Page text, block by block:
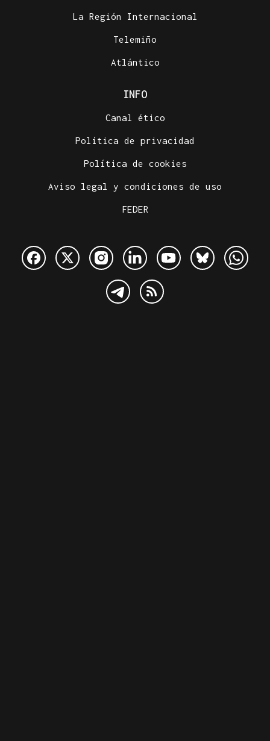
La Región Internacional
Telemiño
Atlántico
INFO
Canal ético
Política de privacidad
Política de cookies
Aviso legal y condiciones de uso
FEDER